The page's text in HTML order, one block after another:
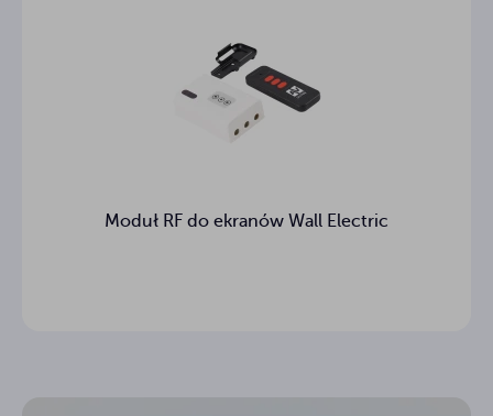
Moduł RF do ekranów Wall Electric